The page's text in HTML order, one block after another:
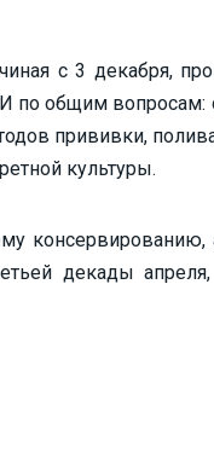
с 3 декабря,
по общим
прививки,
культуры.
консервированию,
декады